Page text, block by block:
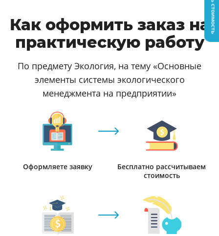
Как оформить заказ на
практическую работу
По предмету Экология, на тему «Основные
элементы системы экологического
менеджмента на предприятии»
Оформляете заявку
Бесплатно рассчитываем
стоимость